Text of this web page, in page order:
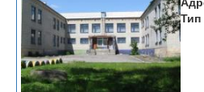
садок)
"Казка"
Тип